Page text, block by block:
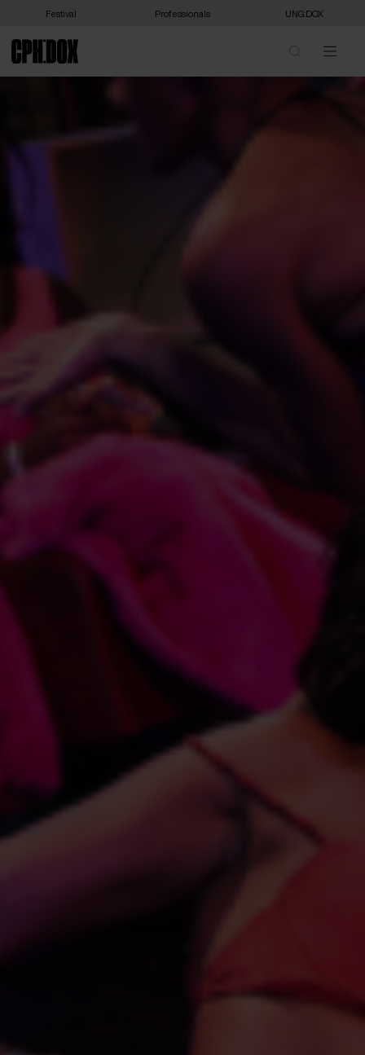
Festival Professionals UNG:DOX